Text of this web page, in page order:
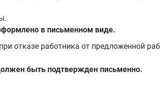
в письменном виде.
отказе работника от предложенной
быть подтвержден письменно.